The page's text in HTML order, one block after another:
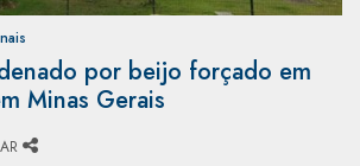
por beijo forçado em
Minas Gerais